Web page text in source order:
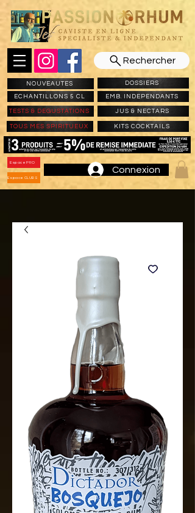
Rechercher
NOUVEAUTES
ECHANTILLONS 5 CL
DOSSIERS
EMB. INDEPENDANTS
TESTS & DEGUSTATIONS JUS & NECTARS
TOUS MES SPIRITUEUX KITS COCKTAILS
Espace PRO
Espace CLUBS
Connexion